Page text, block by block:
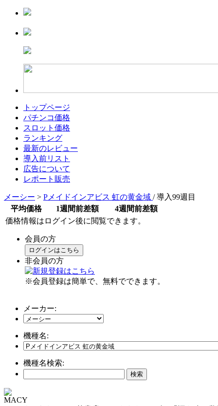
トップページ
パチンコ価格
スロット価格
ランキング
最新のレビュー
導入前リスト
広告について
レポート販売
メーシー > Pメイドインアビス 虹の黄金域 / 導入99週目
平均価格
1週間前差額
4週間前差額
価格情報はログイン後に閲覧できます。
会員の方
ログインはこちら
非会員の方
※会員登録は簡単で、無料でできます。
メーカー:
機種名:
機種名検索:
MACY